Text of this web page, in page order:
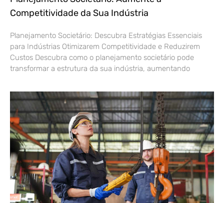
Competitividade da Sua Indústria
Planejamento Societário: Descubra Estratégias Essenciais
para Indústrias Otimizarem Competitividade e Reduzirem
Custos Descubra como o planejamento societário pode
transformar a estrutura da sua indústria, aumentando